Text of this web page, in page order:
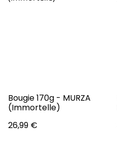
Bougie 170g - MURZA
(Immortelle)
26,99 €